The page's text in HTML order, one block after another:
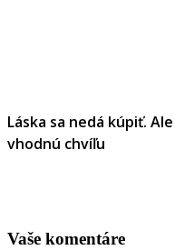
Láska sa nedá kúpiť.
vhodnú chvíľu
Vaše komentáre